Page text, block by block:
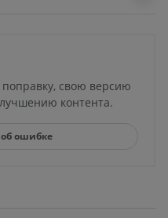
свою версию
контента.
ошибке